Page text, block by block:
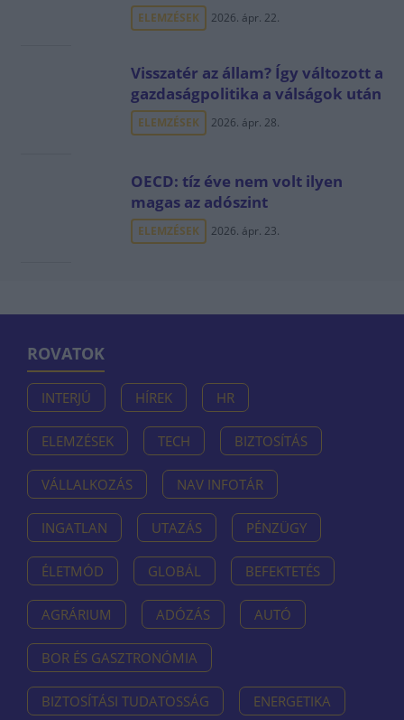
ELEMZÉSEK 2026. ápr. 22.
Visszatér az állam? Így változott a
gazdaságpolitika a válságok után
ELEMZÉSEK 2026. ápr. 28.
OECD: tíz éve nem volt ilyen
magas az adószint
ELEMZÉSEK 2026. ápr. 23.
ROVATOK
INTERJÚ HÍREK HR
ELEMZÉSEK TECH BIZTOSÍTÁS
VÁLLALKOZÁS NAV INFOTÁR
INGATLAN UTAZÁS PÉNZÜGY
ÉLETMÓD GLOBÁL BEFEKTETÉS
AGRÁRIUM ADÓZÁS AUTÓ
BOR ÉS GASZTRONÓMIA
BIZTOSÍTÁSI TUDATOSSÁG ENERGETIKA